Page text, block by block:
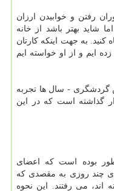
رفتن و خوابیدن ارزان
شاید بهتر باشد از خانه
كنید. به جهت اینكه كارتان
ایم و از او خواسته ایم
گردشگری - سال ها تجربه
گذاشته است كه در این
طور بوده است كه اعضای
چند روزی به مقصدی كه
اند، می رفتند. این نحوه